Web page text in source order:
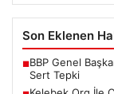
Son Eklenen
■BBP Genel
Sert Tepki